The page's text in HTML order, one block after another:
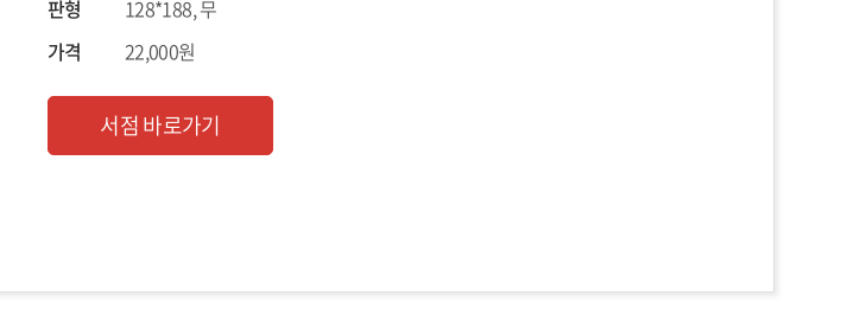
판형
128*188, 무
가격
22,000원
서점 바로가기